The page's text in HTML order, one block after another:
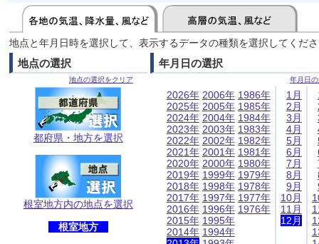
地点と年月日時を選択して、表示するデータの種類を選択してくだ
地点の選択
地点の選択をクリア
都府県・地方を選択
根室地方内の地点を選択
根室地方
年月日の選択
年月日
2026年
2025年
2024年
2023年
2022年
2021年
2020年
2019年
2018年
2017年
2016年
2015年
2014年
2006年
2005年
2004年
2003年
2002年
2001年
2000年
1999年
1998年
1997年
1996年
1995年
1994年
1986年
1985年
1984年
1983年
1982年
1981年
1980年
1979年
1978年
1977年
1976年
1月
2月
3月
4月
5月
6月
7月
8月
9月
10月
11月
12月